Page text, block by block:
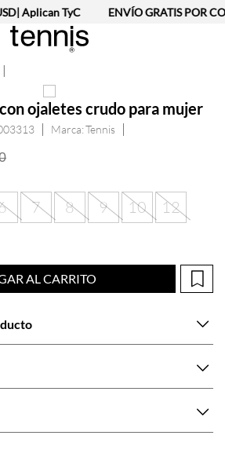
Aplican TyC ENVÍO GRATIS POR
ojaletes crudo para mujer
Tennis
7 8 9 10 12
AL CARRITO